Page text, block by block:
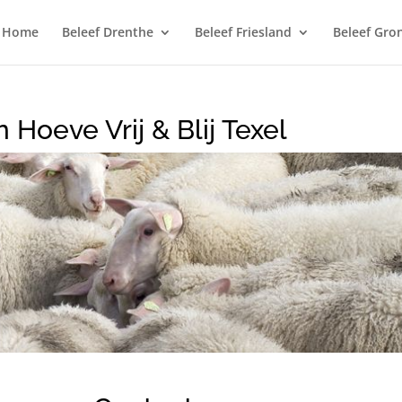
Home Beleef Drenthe Beleef Friesland Beleef
Vrij & Blij Texel